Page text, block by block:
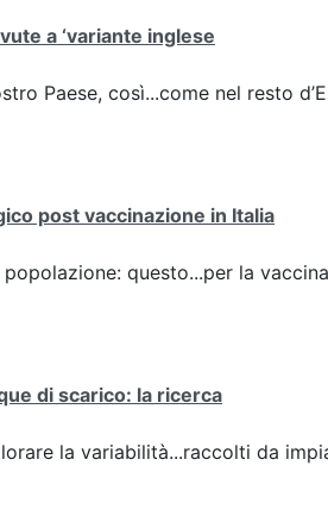
a ‘variante inglese
Paese, così...come nel resto
post vaccinazione in Italia
questo...per la
di scarico: la ricerca
la variabilità...raccolti da